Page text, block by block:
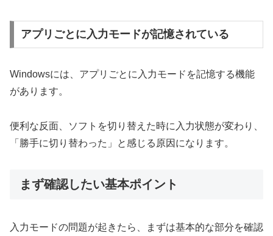
アプリごとに入力モードが記憶されている
Windowsには、アプリごとに入力モードを記憶する機能
があります。
便利な反面、ソフトを切り替えた時に入力状態が変わり、
「勝手に切り替わった」と感じる原因になります。
まず確認したい基本ポイント
入力モードの問題が起きたら、まずは基本的な部分を確認